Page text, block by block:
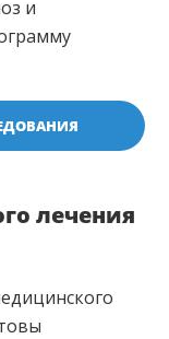
и
лечения